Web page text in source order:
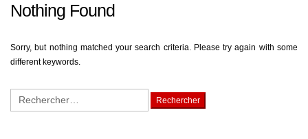
Nothing Found
Sorry, but nothing matched your search criteria. Please try again with some
different keywords.
Rechercher :